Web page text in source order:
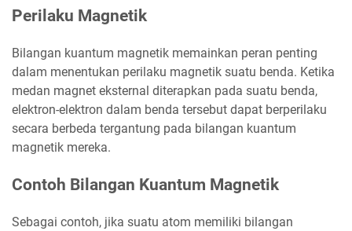
Perilaku Magnetik
Bilangan kuantum magnetik memainkan peran penting
dalam menentukan perilaku magnetik suatu benda. Ketika
medan magnet eksternal diterapkan pada suatu benda,
elektron-elektron dalam benda tersebut dapat berperilaku
secara berbeda tergantung pada bilangan kuantum
magnetik mereka.
Contoh Bilangan Kuantum Magnetik
Sebagai contoh, jika suatu atom memiliki bilangan